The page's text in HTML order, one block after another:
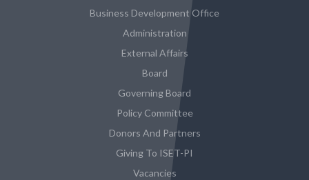
Business Development Office
Administration
External Affairs
Board
Governing Board
Policy Committee
Donors And Partners
Giving To ISET-PI
Vacancies